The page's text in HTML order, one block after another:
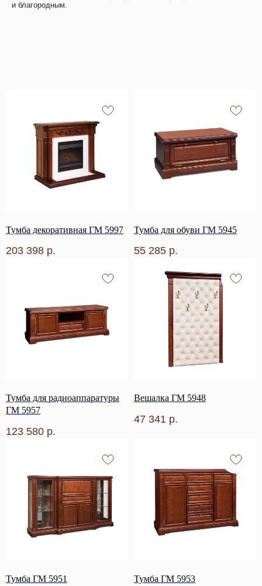
и благородным.
Тумба декоративная ГМ 5997
203 398 р.
Тумба для обуви ГМ 5945
55 285 р.
Тумба для радиоаппаратуры
ГМ 5957
123 580 р.
Вешалка ГМ 5948
47 341 р.
Тумба ГМ 5951 Тумба ГМ 5953